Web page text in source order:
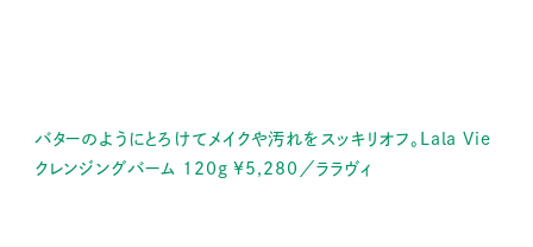
バターのようにとろけてメイクや汚れをスッキリオフ。Lala Vie
クレンジングバーム 120g ¥5,280／ララヴィ